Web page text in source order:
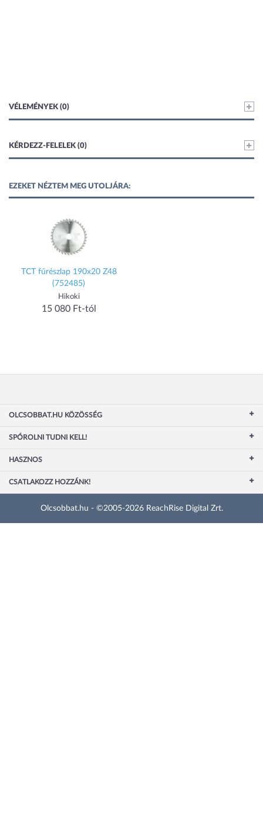
VÉLEMÉNYEK (0)
KÉRDEZZ-FELELEK (0)
EZEKET NÉZTEM MEG UTOLJÁRA:
TCT fűrészlap 190x20 Z48
(752485)
Hikoki
15 080 Ft-tól
OLCSOBBAT.HU KÖZÖSSÉG
SPÓROLNI TUDNI KELL!
HASZNOS
CSATLAKOZZ HOZZÁNK!
Olcsobbat.hu - ©2005-2026 ReachRise Digital Zrt.